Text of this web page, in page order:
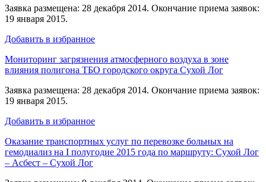
Заявка размещена: 28 декабря 2014. Окончание приема заявок:
19 января 2015.
Добавить в избранное
Мониторинг загрязнения атмосферного воздуха в зоне
влияния полигона ТБО городского округа Сухой Лог
Заявка размещена: 28 декабря 2014. Окончание приема заявок:
19 января 2015.
Добавить в избранное
Оказание транспортных услуг по перевозке больных на
гемодиализ на I полугодие 2015 года по маршруту: Сухой Лог
– Асбест – Сухой Лог